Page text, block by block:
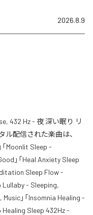
2026.8.9
432 Hz - 夜 深い眠り リ
ル配信された楽曲は、
Moonlit Sleep -
」「Heal Anxiety Sleep
Sleep Flow -
Lullaby - Sleeping,
」「Insomnia Healing -
Healing Sleep 432Hz -